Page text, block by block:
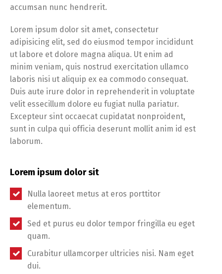
accumsan nunc hendrerit.
Lorem ipsum dolor sit amet, consectetur
adipisicing elit, sed do eiusmod tempor incididunt
ut labore et dolore magna aliqua. Ut enim ad
minim veniam, quis nostrud exercitation ullamco
laboris nisi ut aliquip ex ea commodo consequat.
Duis aute irure dolor in reprehenderit in voluptate
velit essecillum dolore eu fugiat nulla pariatur.
Excepteur sint occaecat cupidatat nonproident,
sunt in culpa qui officia deserunt mollit anim id est
laborum.
Lorem ipsum dolor sit
Nulla laoreet metus at eros porttitor
elementum.
Sed et purus eu dolor tempor fringilla eu eget
quam.
Curabitur ullamcorper ultricies nisi. Nam eget
dui.